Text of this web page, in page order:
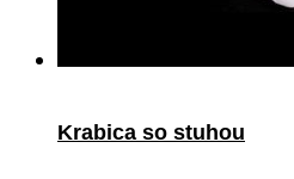
Krabica so stuhou